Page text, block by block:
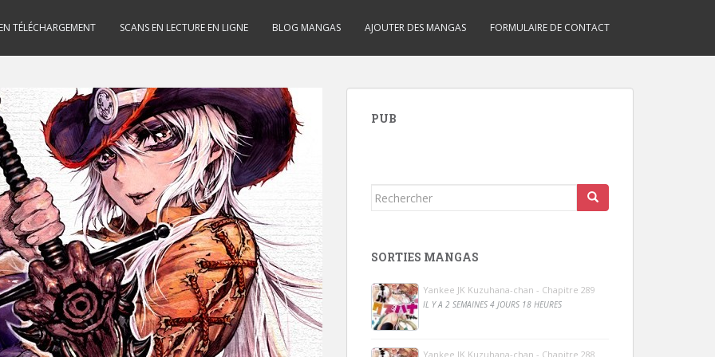
TÉLÉCHARGEMENT SCANS EN LECTURE EN LIGNE BLOG MANGAS AJOUTER DES MANGAS FORMULAIRE DE CONTACT
PUB
Rechercher...
SORTIES MANGAS
Yankee JK Kuzuhana-chan - Chapitre 289
IL Y A 2 SEMAINES 4 JOURS 18 HEURES
Yankee JK Kuzuhana-chan - Chapitre 288